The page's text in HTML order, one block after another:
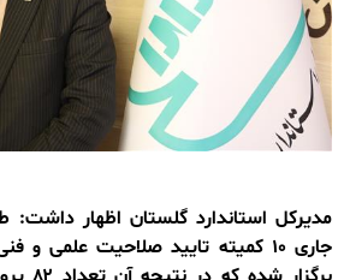
جاری ۱۰ کمیته تایید صلاحیت علمی